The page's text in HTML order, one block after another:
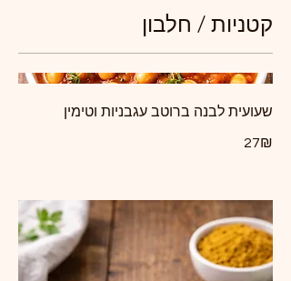
קטניות / חלבון
שעועית לבנה ברוטב עגבניות וטימין
‏27 ‏₪